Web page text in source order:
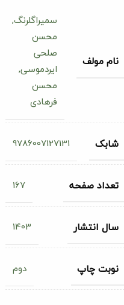
نام مولف
سمیراگلرنگ,
محسن
صلحی
ایردموسی,
محسن
فرهادی
شابک 9786007127131
تعداد صفحه 167
سال انتشار 1403
نوبت چاپ دوم